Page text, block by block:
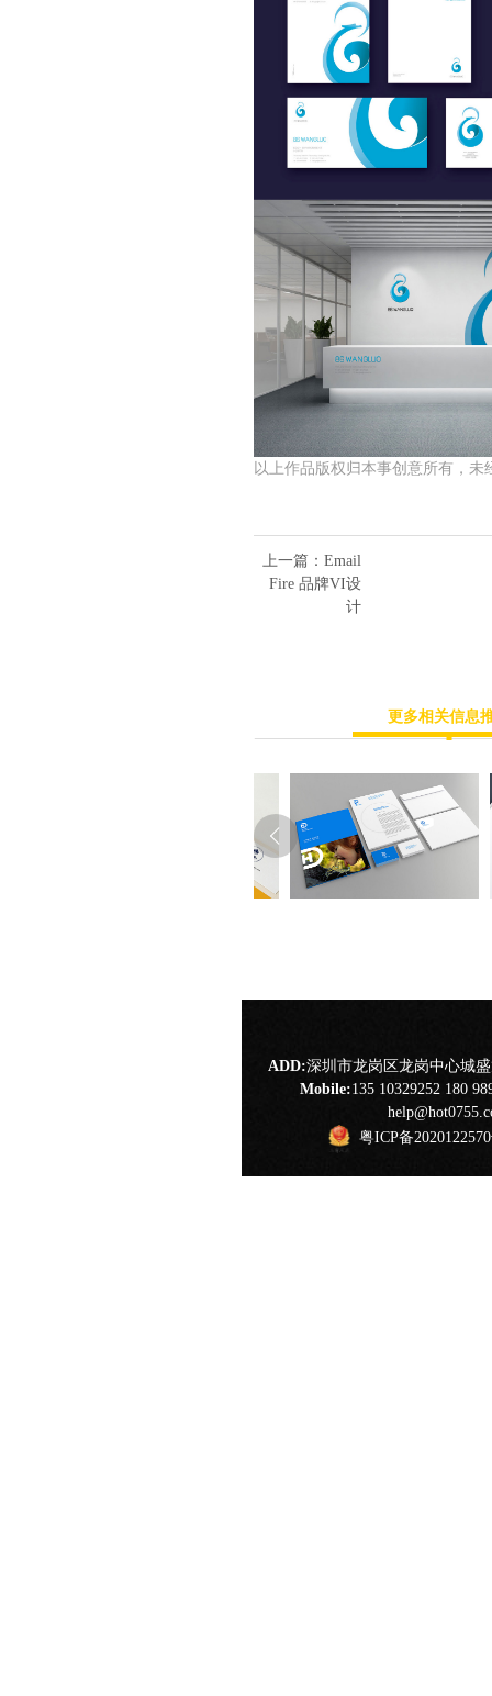
以上作品版权归本事创意所有，未
上一篇 ：Email
Fire 品牌VI设
计
更多相关信息
ADD:深圳市龙岗区龙岗中心城
Mobile:135 10329252 180
粤ICP备